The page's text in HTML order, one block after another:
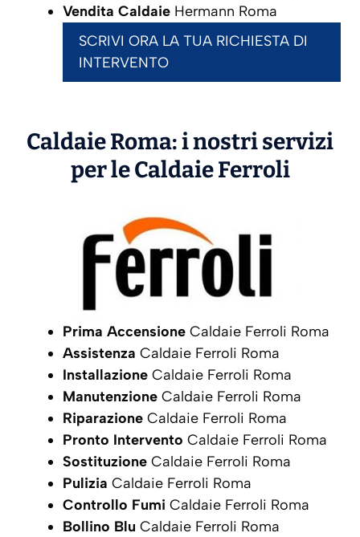
Vendita Caldaie Hermann Roma
SCRIVI ORA LA TUA RICHIESTA DI
INTERVENTO
Caldaie Roma: i nostri servizi
per le CaldaieFerroli
Prima Accensione Caldaie Ferroli Roma
Assistenza Caldaie Ferroli Roma
Installazione Caldaie Ferroli Roma
Manutenzione Caldaie Ferroli Roma
Riparazione Caldaie Ferroli Roma
Pronto Intervento Caldaie Ferroli Roma
Sostituzione Caldaie Ferroli Roma
Pulizia Caldaie Ferroli Roma
Controllo Fumi Caldaie Ferroli Roma
Bollino Blu Caldaie Ferroli Roma